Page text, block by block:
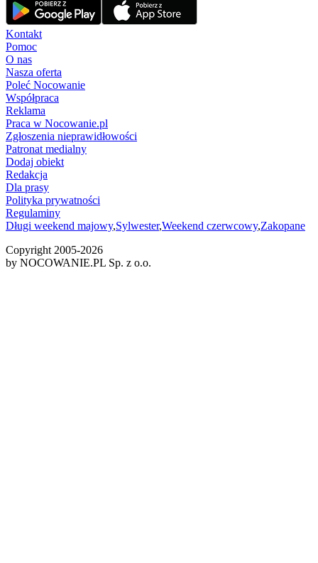
Kontakt
Pomoc
O nas
Nasza oferta
Poleć Nocowanie
Współpraca
Reklama
Praca w Nocowanie.pl
Zgłoszenia nieprawidłowości
Patronat medialny
Dodaj obiekt
Redakcja
Dla prasy
Polityka prywatności
Regulaminy
Długi weekend majowy,Sylwester,Weekend czerwcowy,Zakopane
Copyright 2005-2026
by NOCOWANIE.PL Sp. z o.o.